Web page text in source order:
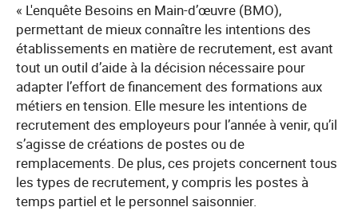
« L'enquête Besoins en Main-d’œuvre (BMO),
permettant de mieux connaître les intentions des
établissements en matière de recrutement, est avant
tout un outil d’aide à la décision nécessaire pour
adapter l’effort de financement des formations aux
métiers en tension. Elle mesure les intentions de
recrutement des employeurs pour l’année à venir, qu’il
s’agisse de créations de postes ou de
remplacements. De plus, ces projets concernent tous
les types de recrutement, y compris les postes à
temps partiel et le personnel saisonnier.